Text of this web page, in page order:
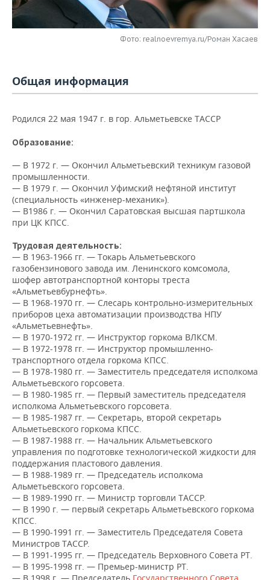
НЕФТЕХИМИЯ
НЕФТЬ
ЭНЕРГЕТИКА
РОЗНИЧНАЯ ТОРГОВЛЯ
УСЛУГИ
НОВОСТИ ТЕХНОЛОГИЙ
МЕДИА
МЕРОПРИЯТИЯ
ВЫЕЗДНАЯ РЕДАКЦИЯ
ОТКРЫТАЯ ЛЕКЦИЯ
НОВОСТИ СПОРТА
БАСКЕТБОЛ
ВОЛЕЙБОЛ
КИБЕРСПОРТ
ФИГУРНОЕ КАТАНИЕ
ВОДНЫЕ ВИДЫ СПОРТА
ХОККЕЙ С МЯЧОМ
ОБЩЕСТВО
ИНФРАСТРУКТУРА
ИСТОРИЯ
КУЛЬТУРА
МЕДИЦИНА
ОБРАЗОВАНИЕ
ПРОИСШЕСТВИЯ
СПРАВОЧНИК
СПИСОК ПЕРСОН
СПИСОК КОМПАНИЙ
ПОЛНАЯ ВЕРСИЯ
Фото: realnoevremya.ru/Роман Хасаев
Общая информация
Родился 22 мая 1947 г. в гор. Альметьевске ТАССР
Образование:
— В 1972 г. — Окончил Альметьевский техникум газовой
промышленности.
— В 1979 г. — Окончил Уфимский нефтяной институт
(специальность «инженер-механик»).
— В1986 г. — Окончил Саратовская высшая партшкола
при ЦК КПСС.
Трудовая деятельность:
— В 1963-1966 гг. — Токарь Альметьевского
газобензинового завода им. Ленинского комсомола,
шофер автотранспортной конторы треста
«Альметьевбурнефть».
— В 1968-1970 гг. — Слесарь контрольно-измерительных
приборов цеха автоматизации производства НПУ
«Альметьевнефть».
— В 1970-1972 гг. — Инструктор горкома ВЛКСМ.
— В 1972-1978 гг. — Инструктор промышленно-
транспортного отдела горкома КПСС.
— В 1978-1980 гг. — Заместитель председателя исполкома
Альметьевского горсовета.
— В 1980-1985 гг. — Первый заместитель председателя
исполкома Альметьевского горсовета.
— В 1985-1987 гг. — Секретарь, второй секретарь
Альметьевского горкома КПСС.
— В 1987-1988 гг. — Начальник Альметьевского
управления по подготовке технологической жидкости для
поддержания пластового давления.
— В 1988-1989 гг. — Председатель исполкома
Альметьевского горсовета.
— В 1989-1990 гг. — Министр торговли ТАССР.
— В 1990 г. — первый секретарь Альметьевского горкома
КПСС.
— В 1990-1991 гг. — Заместитель Председателя Совета
Министров ТАССР.
— В 1991-1995 гг. — Председатель Верховного Совета РТ.
— В 1995-1998 гг. — Премьер-министр РТ.